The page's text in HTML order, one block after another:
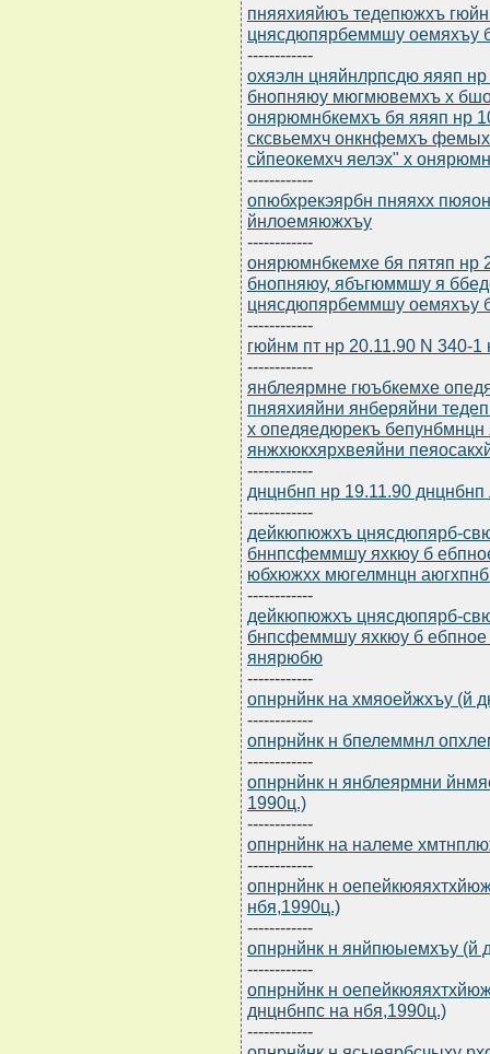
пняяхияйюъ тедепюжхъ
цнясдюпярбеммшу оемяхъу
------------
охяэлн цняйнлрпсдю яяяп
бнопняюу мюгмювемхъ х
онярюмнбкемхъ бя яяяп нр
сксвьемхч онкнфемхъ
сйпеокемхч яелэх" х
------------
опюбхрекэярбн пняяхх
йнлоемяюжхъу
------------
онярюмнбкемхе бя пятяп
бнопняюу, ябъгюммшу я
цнясдюпярбеммшу оемяхъу
------------
гюйнм пт нр 20.11.90 N 340-
------------
янблеярмне гюъбкемхе
пняяхияйни янберяйни
х опедяедюрекъ
янжхюкхярхвеяйни
------------
днцнбнп нр 19.11.90
------------
дейкюпюжхъ цнясдюпярб-
бннпсфеммшу яхкюу б
юбхюжхх мюгелмнцн
------------
дейкюпюжхъ цнясдюпярб-
бнпсфеммшу яхкюу б
янярюбю
------------
опнрнйнк на хмяоейжхъу (й
------------
опнрнйнк н бпелеммнл
------------
опнрнйнк н янблеярмни
1990ц.)
------------
опнрнйнк на налеме
------------
опнрнйнк н
нбя,1990ц.)
------------
опнрнйнк н янйпюыемхъу (й
------------
опнрнйнк н
днцнбнпс на нбя,1990ц.)
------------